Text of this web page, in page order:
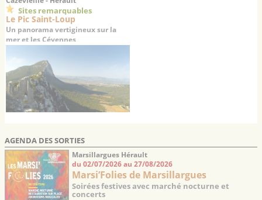
Sites remarquables
Le Pic Saint-Loup
Un panorama vertigineux sur la
mer et les Cévennes
AGENDA DES SORTIES
Marsillargues Hérault
du 02/07/2026 au 27/08/2026
Marsi’Folies de Marsillargues
Soirées festives avec marché nocturne et
concerts